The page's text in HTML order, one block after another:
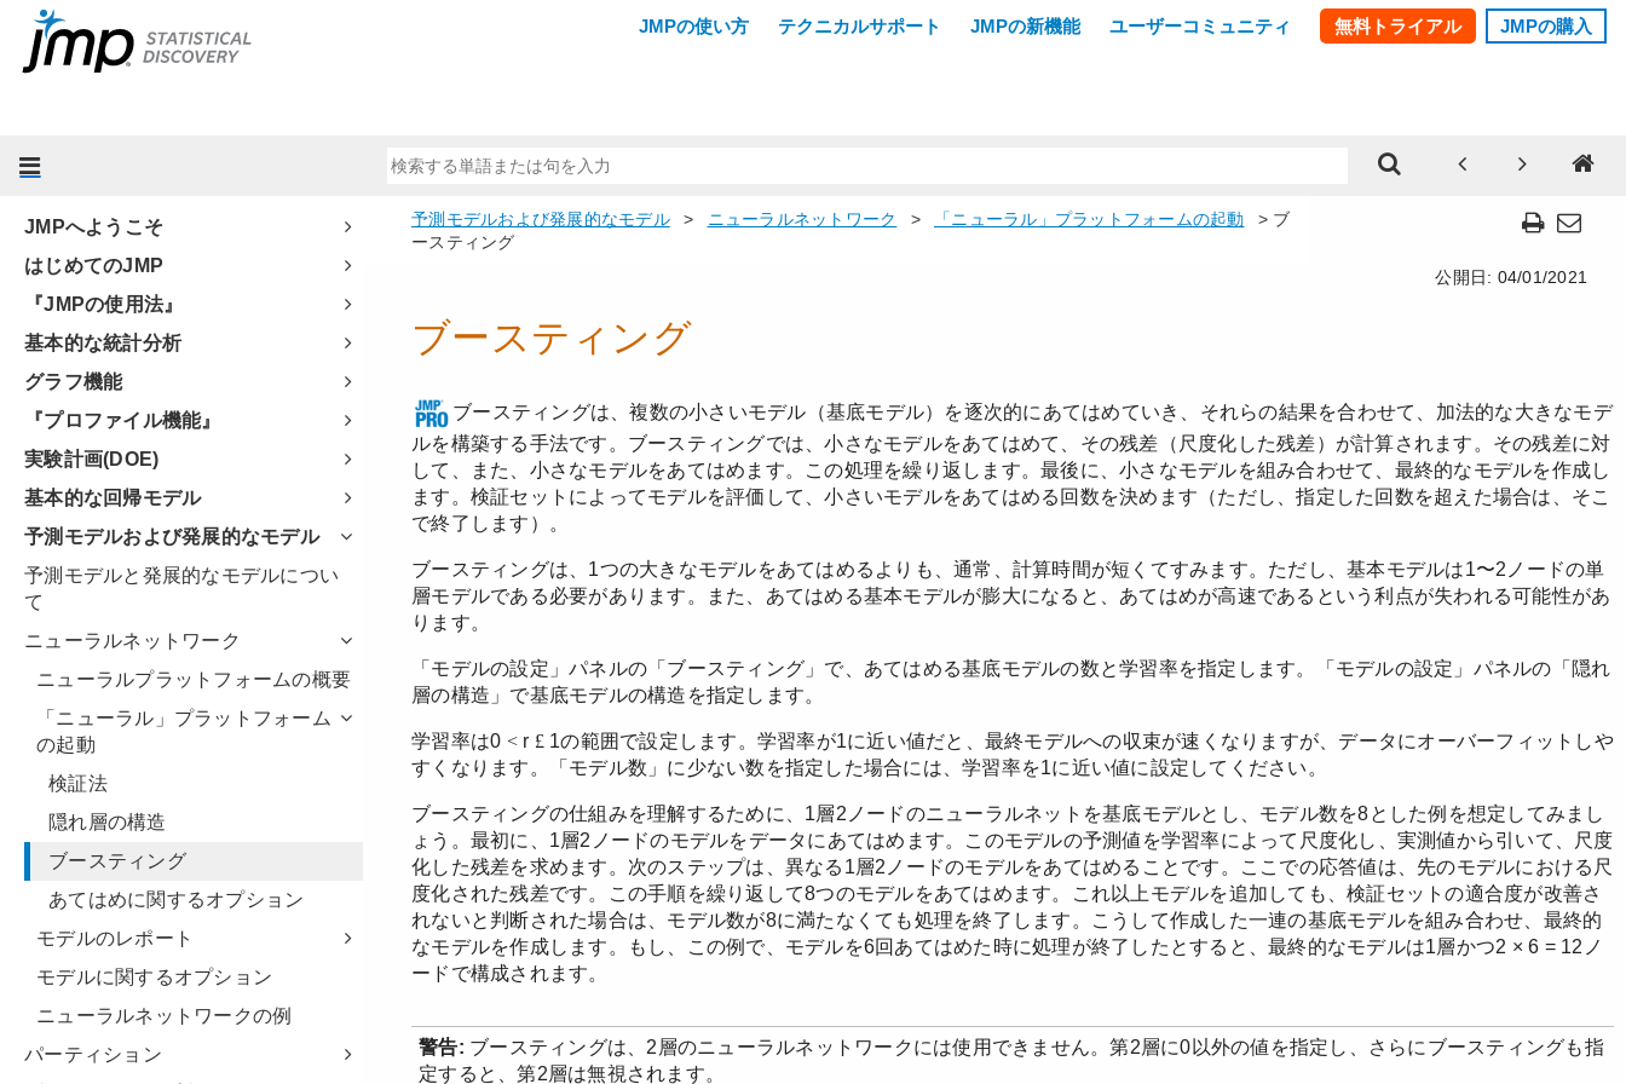
JMPへようこそ
はじめてのJMP
『JMPの使用法』
基本的な統計分析
グラフ機能
『プロファイル機能』
実験計画(DOE)
基本的な回帰モデル
予測モデルおよび発展的なモデル
予測モデルと発展的なモデルについ
て
ニューラルネットワーク
ニューラルプラットフォームの概要
「ニューラル」プラットフォーム
の起動
検証法
隠れ層の構造
ブースティング
あてはめに関するオプション
モデルのレポート
モデルに関するオプション
ニューラルネットワークの例
パーティション